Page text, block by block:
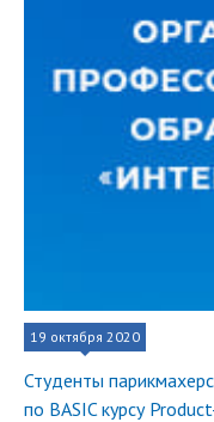
19 октября 2020
Студенты
по BASIC курсу